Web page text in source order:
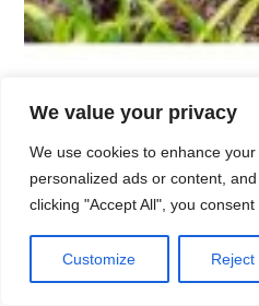
We value your privacy
We use cookies to enhance
personalized ads or content,
clicking "Accept All", you
Customize Reject
release) diapliasi ke
October
TERKINI
Kelapa Matag VS Kelapa tinggi: